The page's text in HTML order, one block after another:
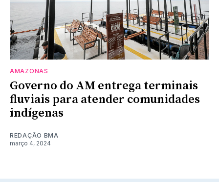
AMAZONAS
Governo do AM entrega terminais
fluviais para atender comunidades
indígenas
REDAÇÃO BMA
março 4, 2024